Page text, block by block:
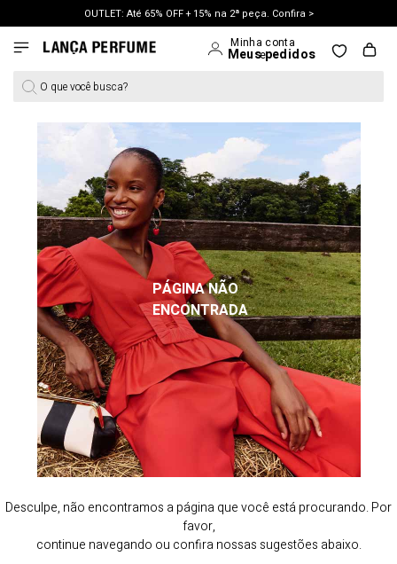
OUTLET: Até 65% OFF + 15% na 2ª peça. Confira >
LANÇAMENTO PRIMAVERA 27. Clique e aproveite.
O que você busca?
PÁGINA NÃO
ENCONTRADA
Desculpe, não encontramos a página que você está procurando. Por
favor,
continue navegando ou confira nossas sugestões abaixo.